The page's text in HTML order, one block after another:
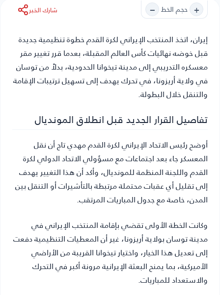
+ حجم الخط − شارك الخبر
إيران، اتخذ المنتخب الإيراني لكرة القدم خطوة تنظيمية جديدة
قبل خوضه نهائيات كأس العالم المقبلة، بعدما قرر تغيير مقر
معسكره التدريبي إلى مدينة تيخوانا الحدودية، بدلاً من توسان
في ولاية أريزونا، في تحرك يهدف إلى تسهيل ترتيبات الإقامة
والتنقل خلال البطولة.
تفاصيل القرار الجديد قبل انطلاق المونديال
أوضح رئيس الاتحاد الإيراني لكرة القدم مهدي تاج أن نقل
المعسكر جاء بعد اجتماعات مع مسؤولي الاتحاد الدولي لكرة
القدم واللجنة المنظمة للمونديال، وأكد أن هذا التغيير يهدف
إلى تقليل أي عقبات محتملة مرتبطة بالتأشيرات أو التنقل بين
المدن، خاصة مع جدول المباريات المرتقب.
وكانت الخطة الأولى تقضي بإقامة المنتخب الإيراني في
مدينة توسان بولاية أريزونا، غير أن المعطيات التنظيمية دفعت
إلى تعديل هذا الخيار، واختيار تيخوانا القريبة من الأراضي
الأميركية، بما يمنح البعثة الإيرانية مرونة أكبر في التحرك
والاستعداد للمباريات.